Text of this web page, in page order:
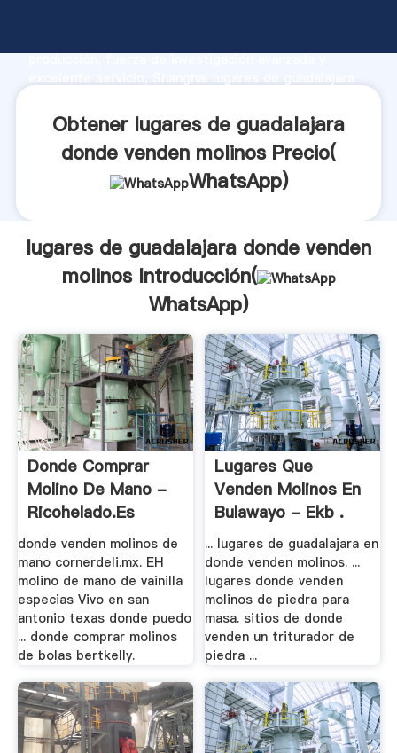
producción, fuerza de investigación avanzada y
aporta valores a todos los clientes.
Obtener lugares de guadalajara
donde venden molinos Precio(
WhatsApp)
lugares de guadalajara donde venden
molinos Introducción(
WhatsApp)
Donde Comprar
Molino De Mano -
Ricohelado.es
donde venden molinos de
mano cornerdeli.mx. EH
molino de mano de vainilla
especias Vivo en san
antonio texas donde puedo
... donde comprar molinos
de bolas bertkelly.
Lugares Que
Venden Molinos En
Bulawayo - Ekb .
... lugares de guadalajara en
donde venden molinos. ...
lugares donde venden
molinos de piedra para
masa. sitios de donde
venden un triturador de
piedra ...